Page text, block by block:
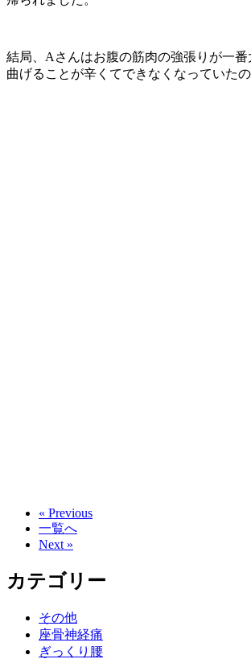
結局、Aさんはお腹の筋肉の強張りが一
曲げることが辛くてできなくなっていたの
« Previous
一覧へ
Next »
カテゴリー
その他
座骨神経痛
ぎっくり腰